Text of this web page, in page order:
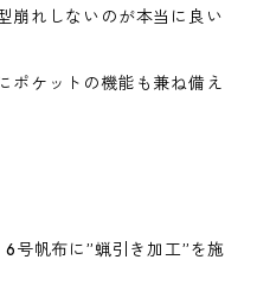
れしないのが本当に良い
ポケットの機能も兼ね備え
号帆布に”蝋引き加工”を施